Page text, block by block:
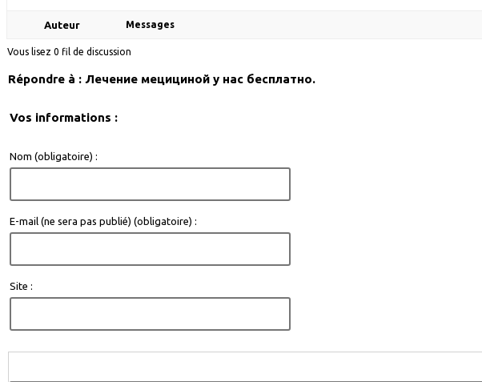
Auteur Messages
Vous lisez 0 fil de discussion
Répondre à : Лечение мецициной у нас бесплатно.
Vos informations :
Nom (obligatoire) :
E-mail (ne sera pas publié) (obligatoire) :
Site :